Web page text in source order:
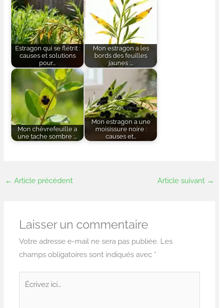
Estragon qui se flétrit :
causes et solutions
pour…
Mon estragon a les
bords des feuilles
jaunes :…
Mon chèvrefeuille a
une tache sombre :…
Mon estragon a une
moisissure noire :
causes et…
← Article précédent Article suivant →
Laisser un commentaire
Votre adresse e-mail ne sera pas publiée. Les
champs obligatoires sont indiqués avec *